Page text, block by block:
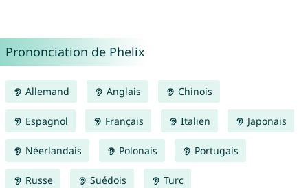
Prononciation de Phelix
Allemand Anglais Chinois
Espagnol Français Italien Japonais
Néerlandais Polonais Portugais
Russe Suédois Turc